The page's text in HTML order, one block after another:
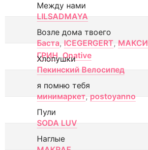
Между нами
LILSADMAYA
Возле дома твоего
Баста, ICEGERGERT, МАКСИ
ГРИН, Onative
Хлопушки
Пекинский Велосипед
я помню тебя
минимаркет, postoyanno
Пули
SODA LUV
Наглые